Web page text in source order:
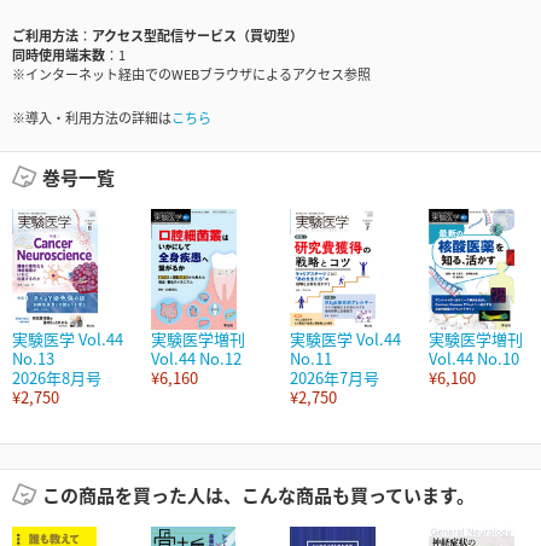
ご利用方法
アクセス型配信サービス（買切型）
同時使用端末数
1
※インターネット経由でのWEBブラウザによるアクセス参照
※導入・利用方法の詳細はこちら
巻号一覧
実験医学 Vol.44
No.13
2026年8月号
¥2,750
実験医学増刊
Vol.44 No.12
¥6,160
実験医学 Vol.44
No.11
2026年7月号
¥2,750
実験医学増刊
Vol.44 No.10
¥6,160
この商品を買った人は、こんな商品も買っています。